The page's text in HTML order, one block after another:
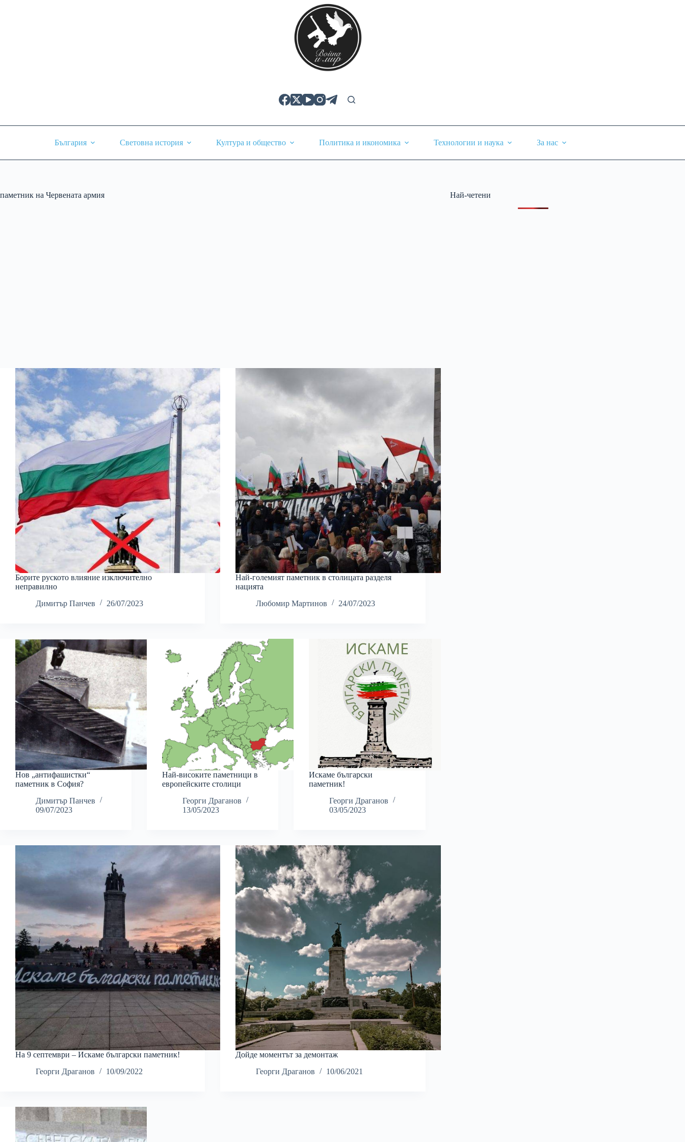
България Световна история Култура и общество Политика и икономика Технологии и наука За нас
паметник на Червената армия
Борите руското влияние изключително
неправилно
Димитър Панчев
26/07/2023
Най-големият паметник в столицата разделя
нацията
Любомир Мартинов
24/07/2023
Нов „антифашистки“
паметник в София?
Димитър Панчев
09/07/2023
Най-високите паметници в
европейските столици
Георги Драганов
13/05/2023
Искаме български
паметник!
Георги Драганов
03/05/2023
На 9 септември – Искаме български паметник!
Георги Драганов
10/09/2022
Дойде моментът за демонтаж
Георги Драганов
10/06/2021
Най-четени